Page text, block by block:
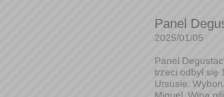
Panel
2025/01/05
Panel
trzeci odbył
Ursusie.